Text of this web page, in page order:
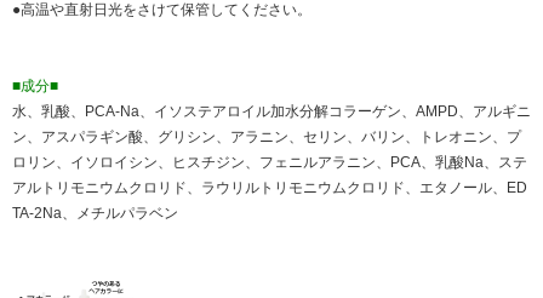
●高温や直射日光をさけて保管してください。
■成分■
水、乳酸、PCA-Na、イソステアロイル加水分解コラーゲン、AMPD、アルギニ
ン、アスパラギン酸、グリシン、アラニン、セリン、バリン、トレオニン、プ
ロリン、イソロイシン、ヒスチジン、フェニルアラニン、PCA、乳酸Na、ステ
アルトリモニウムクロリド、ラウリルトリモニウムクロリド、エタノール、ED
TA-2Na、メチルパラベン